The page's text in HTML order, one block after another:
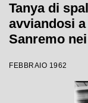
Tanya di
avviandosi
Sanremo
FEBBRAIO 1962